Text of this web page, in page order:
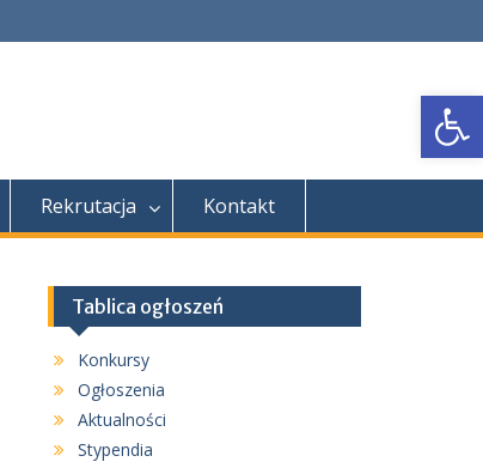
Rekrutacja Kontakt
Tablica ogłoszeń
Konkursy
Ogłoszenia
Aktualności
Stypendia